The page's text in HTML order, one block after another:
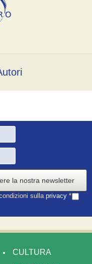
la nostra newsletter
sulla privacy *
CULTURA